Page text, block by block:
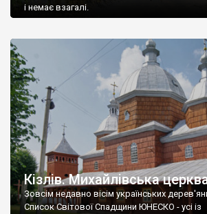
і немає взагалі.
Кізлів. Михайлівська
Зовсім недавно вісім українських
Список Світової Спадщини ЮНЕСКО - усі із